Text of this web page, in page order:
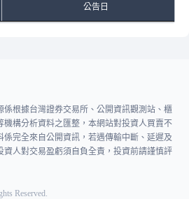
公告日
係根據台灣證券交易所、公開資訊觀測站、櫃
機構分析資料之匯整，本網站對投資人買賣不
完全來自公開資訊，若遇傳輸中斷、延遲及
資人對交易盈虧須自負全責，投資前請謹慎評
Reserved.